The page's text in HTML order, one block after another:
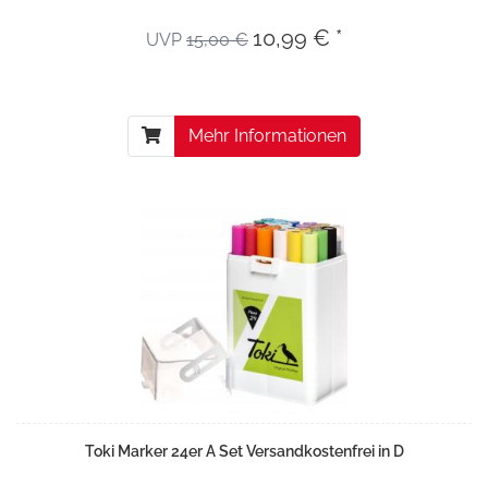
UVP 15,00 € 10,99 € *
Mehr Informationen
Toki Marker 24er A Set Versandkostenfrei in D